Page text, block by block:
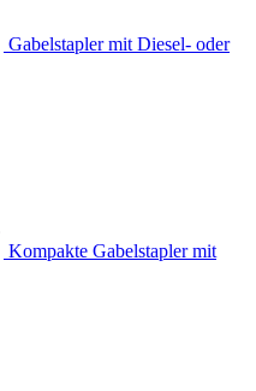
Gabelstapler mit Diesel- oder
Kompakte Gabelstapler mit